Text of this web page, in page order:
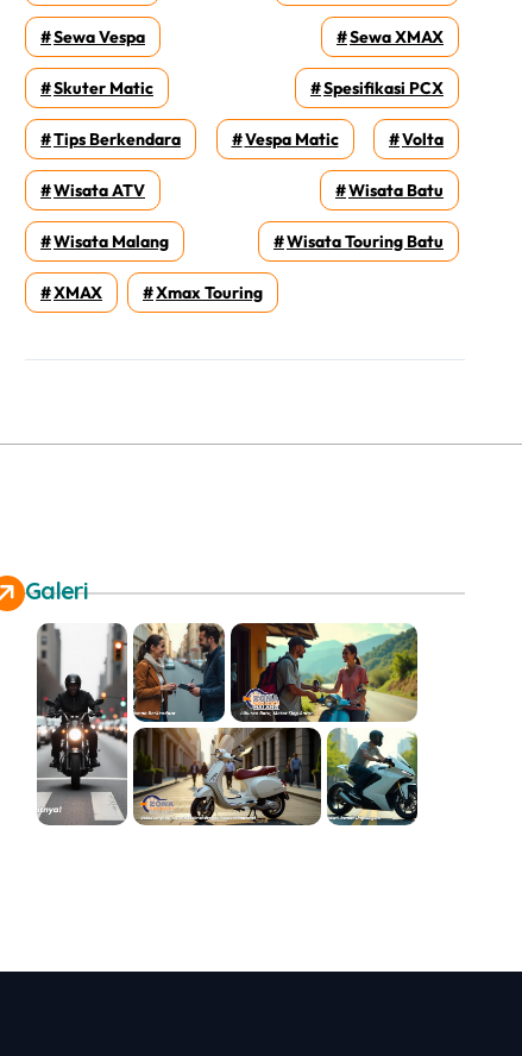
Sewa Vespa Sewa XMAX
Skuter Matic Spesifikasi PCX
Tips Berkendara Vespa Matic Volta
Wisata ATV Wisata Batu
Wisata Malang Wisata Touring Batu
XMAX Xmax Touring
Galeri